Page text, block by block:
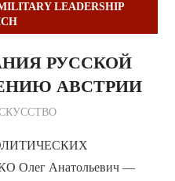
LEADERSHIP
РУССКОЙ
АВСТРИИ
Анатольевич —